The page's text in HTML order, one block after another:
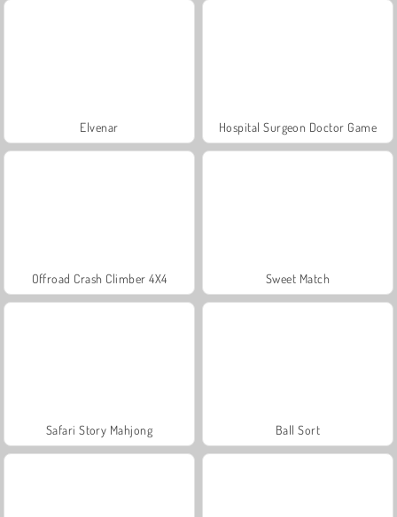
Elvenar Hospital Surgeon Doctor Game
Offroad Crash Climber 4X4 Sweet Match
Safari Story Mahjong Ball Sort